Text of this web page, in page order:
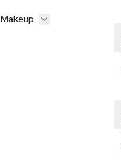
Makeup